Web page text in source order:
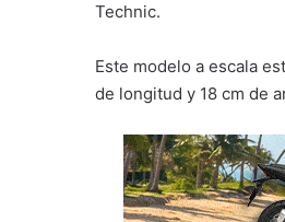
Technic.
Este modelo a escala
de longitud y 18 cm de